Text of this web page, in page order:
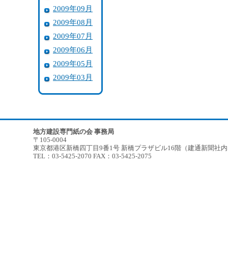
2009年09月
2009年08月
2009年07月
2009年06月
2009年05月
2009年03月
地方建設専門紙の会 事務局
〒105-0004
東京都港区新橋四丁目9番1号 新橋プラザビル16階（建通新聞社
TEL：03-5425-2070 FAX：03-5425-2075